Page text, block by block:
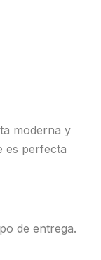
moderna y
es perfecta
de entrega.